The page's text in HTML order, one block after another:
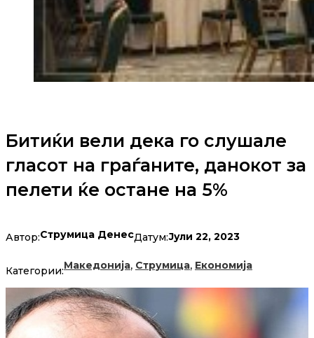
Битиќи вели дека го слушале
гласот на граѓаните, данокот за
пелети ќе остане на 5%
Автор:Струмица ДенесДатум:Јули 22, 2023
Категории:Македонија, Струмица, Економија